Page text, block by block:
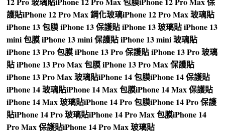
護貼iPhone 12 Pro Max 鋼化玻璃iPhone 12 Pro Max 玻璃貼
iPhone 13 包膜iPhone 13 保護貼iPhone 13 玻璃貼iPhone 13
mini 包膜iPhone 13 mini 保護貼iPhone 13 mini 玻璃貼
iPhone 13 Pro 包膜iPhone 13 Pro 保護貼iPhone 13 Pro 玻璃
貼iPhone 13 Pro Max 包膜iPhone 13 Pro Max 保護貼
iPhone 13 Pro Max 玻璃貼iPhone 14 包膜iPhone 14 保護貼
iPhone 14 玻璃貼iPhone 14 Max 包膜iPhone 14 Max 保護貼
iPhone 14 Max 玻璃貼iPhone 14 Pro 包膜iPhone 14 Pro 保護
貼iPhone 14 Pro 玻璃貼iPhone 14 Pro Max 包膜iPhone 14
Pro Max 保護貼iPhone 14 Pro Max 玻璃貼